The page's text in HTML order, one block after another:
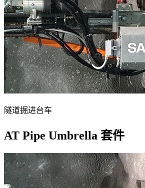
隧道掘进台车
AT Pipe Umbrella 套件